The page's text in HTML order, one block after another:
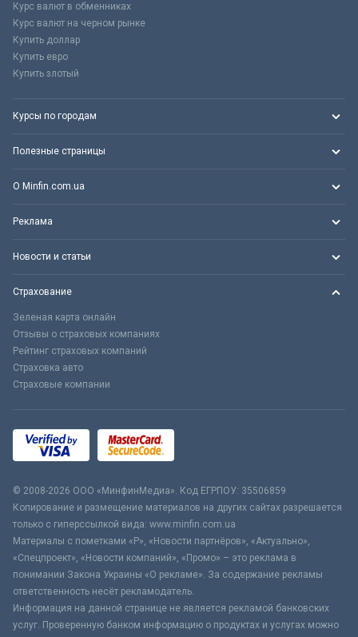
Курс валют в обменниках
Курс валют на черном рынке
Купить доллар
Купить евро
Купить злотый
Курсы по городам
Полезные страницы
О Minfin.com.ua
Реклама
Новости и статьи
Страхование
Зеленая карта онлайн
Отзывы о страховых компаниях
Рейтинг страховых компаний
Страховка авто
Страховые компании
© 2008-2026 ООО «МинфинМедиа». Код ЕГРПОУ: 35506859
Копирование и размещение материалов на других сайтах разрешается
только с гиперссылкой вида: www.minfin.com.ua
Материалы с пометками «Р», «Новости партнёров», «Актуально»,
«Спецпроект», «Новости компаний», «Промо» – это реклама в
понимании Закона Украины «О рекламе». За содержание рекламы
ответственность несёт рекламодатель.
Информация на данной странице не является рекламой банковских
услуг. Проверенную банком информацию о продуктах и услугах можно